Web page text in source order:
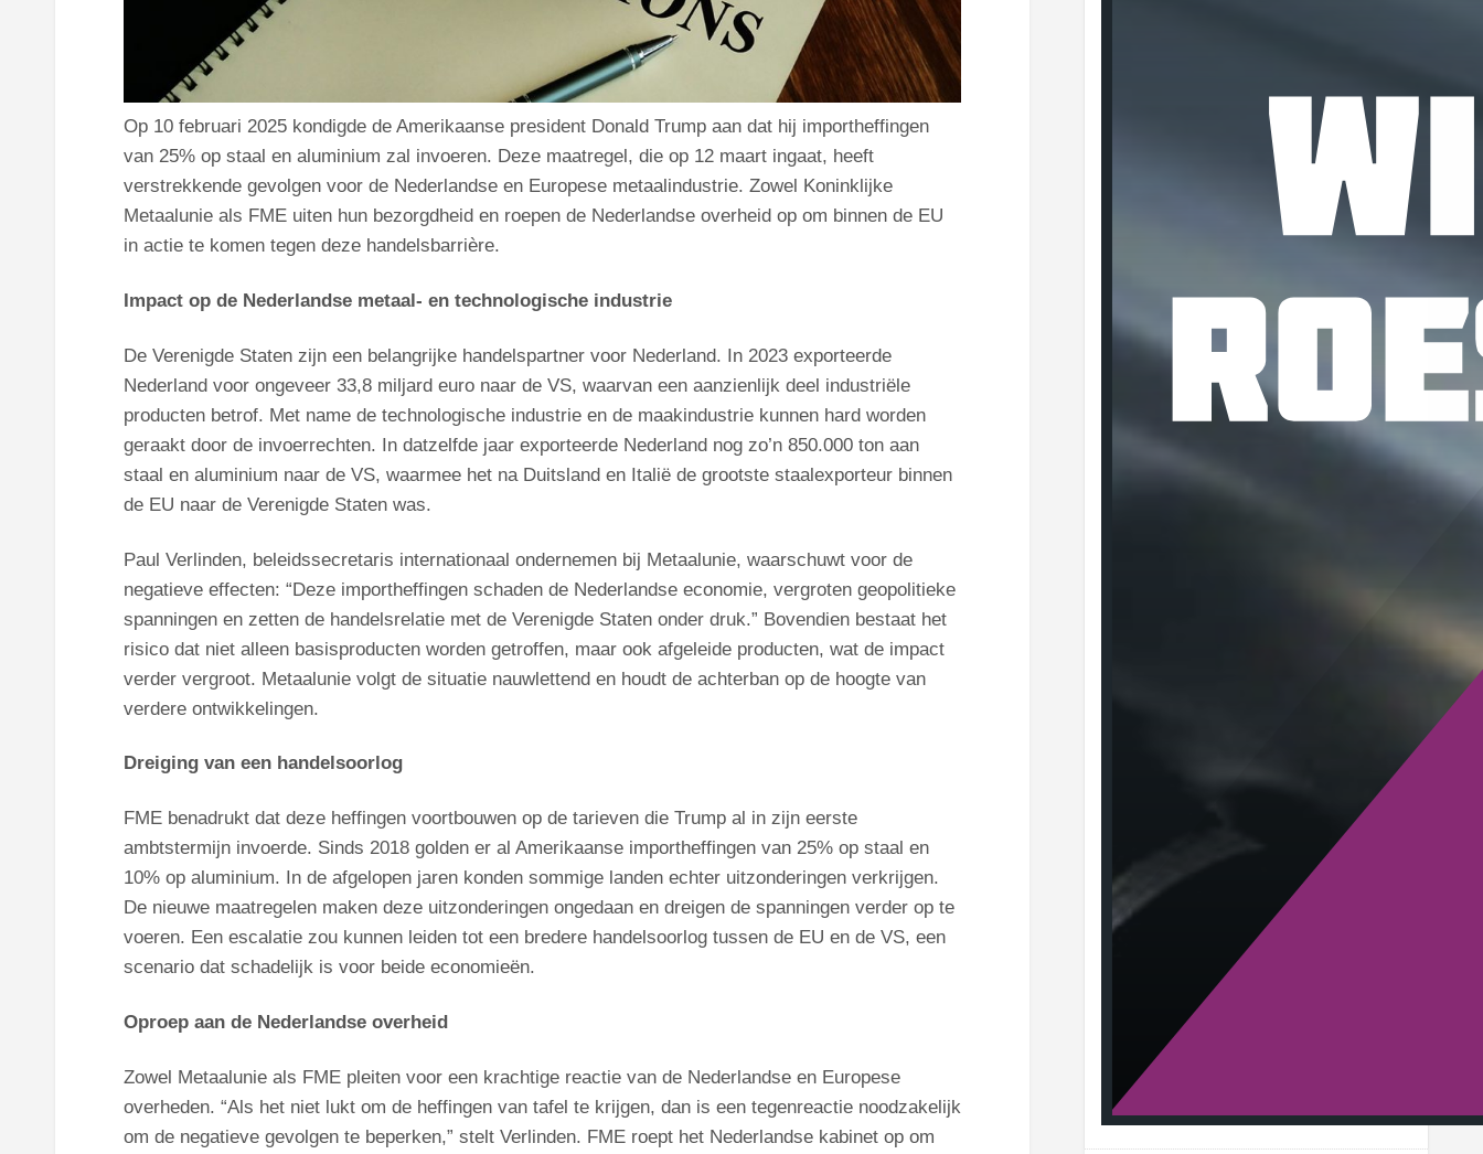
Op 10 februari 2025 kondigde de Amerikaanse president Donald Trump aan dat hij importheffingen
van 25% op staal en aluminium zal invoeren. Deze maatregel, die op 12 maart ingaat, heeft
verstrekkende gevolgen voor de Nederlandse en Europese metaalindustrie. Zowel Koninklijke
Metaalunie als FME uiten hun bezorgdheid en roepen de Nederlandse overheid op om binnen de EU
in actie te komen tegen deze handelsbarrière.
Impact op de Nederlandse metaal- en technologische industrie
De Verenigde Staten zijn een belangrijke handelspartner voor Nederland. In 2023 exporteerde
Nederland voor ongeveer 33,8 miljard euro naar de VS, waarvan een aanzienlijk deel industriële
producten betrof. Met name de technologische industrie en de maakindustrie kunnen hard worden
geraakt door de invoerrechten. In datzelfde jaar exporteerde Nederland nog zo’n 850.000 ton aan
staal en aluminium naar de VS, waarmee het na Duitsland en Italië de grootste staalexporteur binnen
de EU naar de Verenigde Staten was.
Paul Verlinden, beleidssecretaris internationaal ondernemen bij Metaalunie, waarschuwt voor de
negatieve effecten: “Deze importheffingen schaden de Nederlandse economie, vergroten geopolitieke
spanningen en zetten de handelsrelatie met de Verenigde Staten onder druk.” Bovendien bestaat het
risico dat niet alleen basisproducten worden getroffen, maar ook afgeleide producten, wat de impact
verder vergroot. Metaalunie volgt de situatie nauwlettend en houdt de achterban op de hoogte van
verdere ontwikkelingen.
Dreiging van een handelsoorlog
FME benadrukt dat deze heffingen voortbouwen op de tarieven die Trump al in zijn eerste
ambtstermijn invoerde. Sinds 2018 golden er al Amerikaanse importheffingen van 25% op staal en
10% op aluminium. In de afgelopen jaren konden sommige landen echter uitzonderingen verkrijgen.
De nieuwe maatregelen maken deze uitzonderingen ongedaan en dreigen de spanningen verder op te
voeren. Een escalatie zou kunnen leiden tot een bredere handelsoorlog tussen de EU en de VS, een
scenario dat schadelijk is voor beide economieën.
Oproep aan de Nederlandse overheid
Zowel Metaalunie als FME pleiten voor een krachtige reactie van de Nederlandse en Europese
overheden. “Als het niet lukt om de heffingen van tafel te krijgen, dan is een tegenreactie noodzakelijk
om de negatieve gevolgen te beperken,” stelt Verlinden. FME roept het Nederlandse kabinet op om